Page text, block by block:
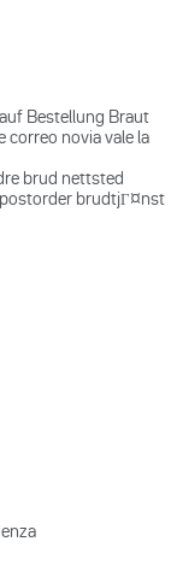
Bestellung Braut
novia vale la
brud nettsted
brudtjГ¤nst